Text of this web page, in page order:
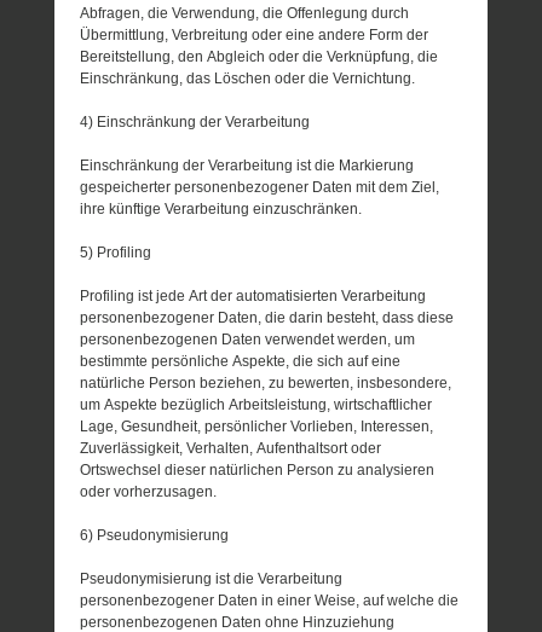
Abfragen, die Verwendung, die Offenlegung durch
Übermittlung, Verbreitung oder eine andere Form der
Bereitstellung, den Abgleich oder die Verknüpfung, die
Einschränkung, das Löschen oder die Vernichtung.
4) Einschränkung der Verarbeitung
Einschränkung der Verarbeitung ist die Markierung
gespeicherter personenbezogener Daten mit dem Ziel,
ihre künftige Verarbeitung einzuschränken.
5) Profiling
Profiling ist jede Art der automatisierten Verarbeitung
personenbezogener Daten, die darin besteht, dass diese
personenbezogenen Daten verwendet werden, um
bestimmte persönliche Aspekte, die sich auf eine
natürliche Person beziehen, zu bewerten, insbesondere,
um Aspekte bezüglich Arbeitsleistung, wirtschaftlicher
Lage, Gesundheit, persönlicher Vorlieben, Interessen,
Zuverlässigkeit, Verhalten, Aufenthaltsort oder
Ortswechsel dieser natürlichen Person zu analysieren
oder vorherzusagen.
6) Pseudonymisierung
Pseudonymisierung ist die Verarbeitung
personenbezogener Daten in einer Weise, auf welche die
personenbezogenen Daten ohne Hinzuziehung